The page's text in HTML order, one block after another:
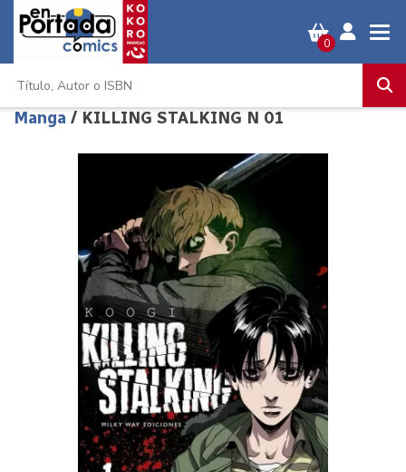
0
Manga / KILLING STALKING N 01